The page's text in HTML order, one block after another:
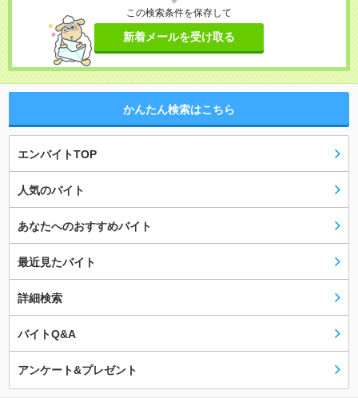
この検索条件を保存して
新着メールを受け取る
かんたん検索はこちら
エンバイトTOP
人気のバイト
あなたへのおすすめバイト
最近見たバイト
詳細検索
バイトQ&A
アンケート&プレゼント